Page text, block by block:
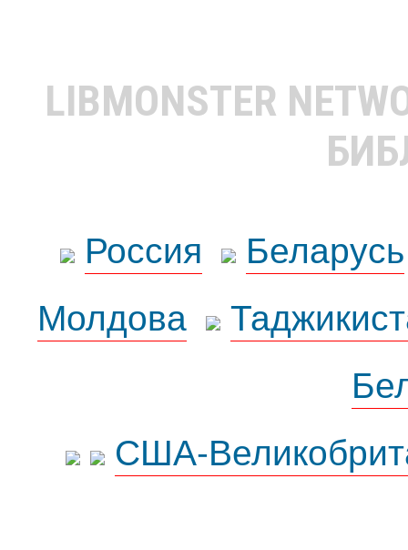
LIBMONSTER
Россия
Беларусь
Молдова
США-